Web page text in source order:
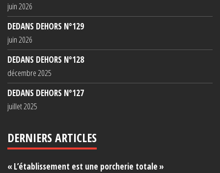
juin 2026
DEDANS DEHORS N°129
juin 2026
DEDANS DEHORS N°128
décembre 2025
DEDANS DEHORS N°127
juillet 2025
DERNIERS ARTICLES
« L’établissement est une porcherie totale »